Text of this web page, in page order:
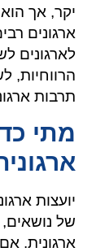
יקר, אך
ארגונים
לארגונים
הרווחיות,
תרבות
מתי
יועצות
של נושאים,
ארגונית.